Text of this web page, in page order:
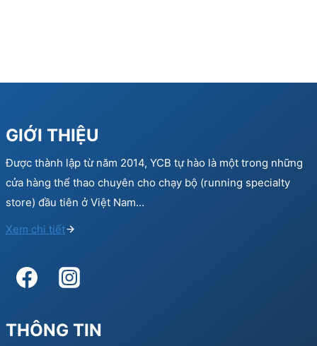
GIỚI THIỆU
Được thành lập từ năm 2014, YCB tự hào là một trong những
cửa hàng thể thao chuyên cho chạy bộ (running specialty
store) đầu tiên ở Việt Nam…
Xem chi tiết
THÔNG TIN